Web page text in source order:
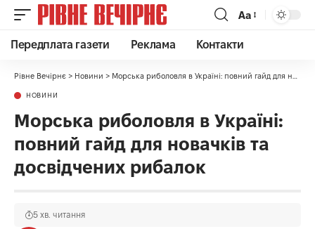
Аа
Передплата газети Реклама Контакти
Рівне Вечірнє > Новини > Морська риболовля в Україні: повний гайд для новачків та досвідчених рибалок
НОВИНИ
Морська риболовля в Україні:
повний гайд для новачків та
досвідчених рибалок
5 хв. читання